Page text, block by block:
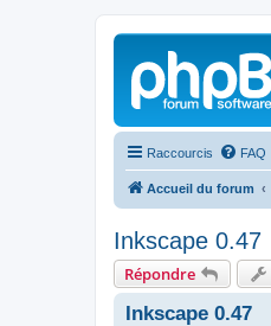
Raccourcis FAQ
Accueil du forum
Inkscape 0.47
Répondre
Inkscape 0.47